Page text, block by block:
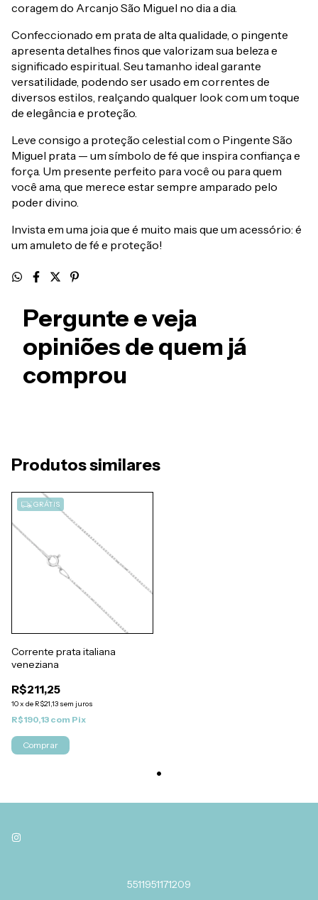
coragem do Arcanjo São Miguel no dia a dia.
Confeccionado em prata de alta qualidade, o pingente
apresenta detalhes finos que valorizam sua beleza e
significado espiritual. Seu tamanho ideal garante
versatilidade, podendo ser usado em correntes de
diversos estilos, realçando qualquer look com um toque
de elegância e proteção.
Leve consigo a proteção celestial com o Pingente São
Miguel prata — um símbolo de fé que inspira confiança e
força. Um presente perfeito para você ou para quem
você ama, que merece estar sempre amparado pelo
poder divino.
Invista em uma joia que é muito mais que um acessório: é
um amuleto de fé e proteção!
Pergunte e veja
opiniões de quem já
comprou
Produtos similares
GRÁTIS
Corrente prata italiana
veneziana
R$211,25
10x de R$21,13 sem juros
R$190,13 com Pix
Comprar
5511951171209